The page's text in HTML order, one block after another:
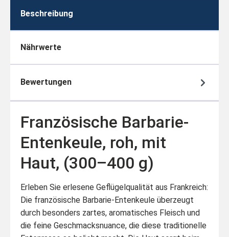
Beschreibung
Nährwerte
Bewertungen
Französische Barbarie-
Entenkeule, roh, mit
Haut, (300–400 g)
Erleben Sie erlesene Geflügelqualität aus Frankreich:
Die französische Barbarie-Entenkeule überzeugt
durch besonders zartes, aromatisches Fleisch und
die feine Geschmacksnuance, die diese traditionelle